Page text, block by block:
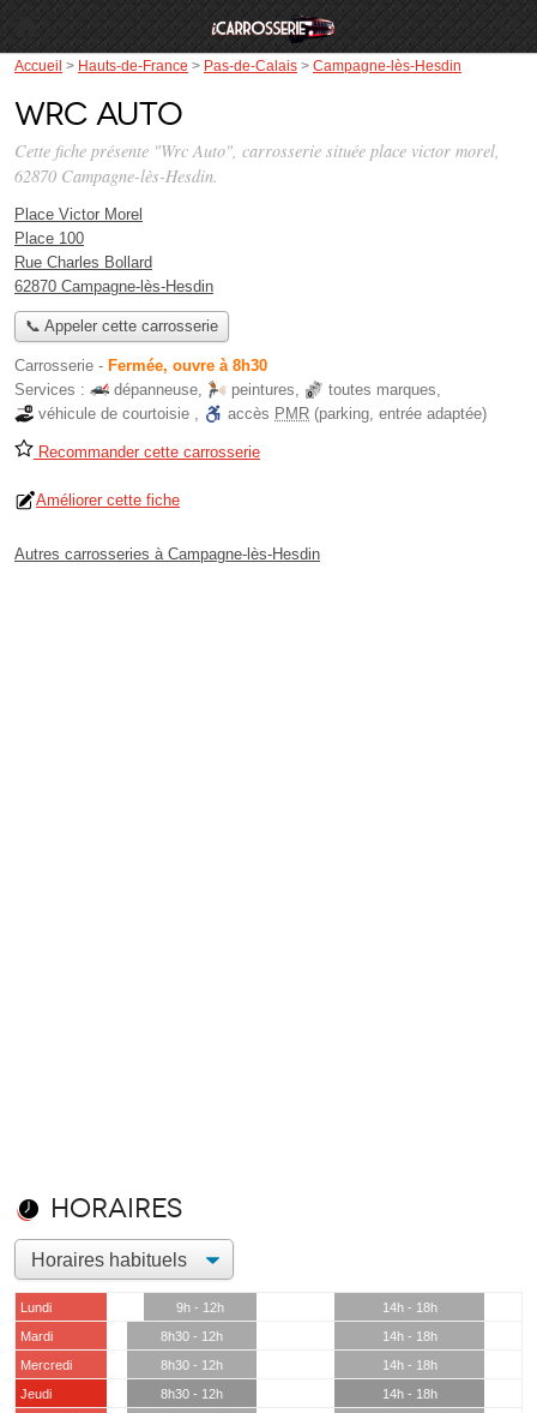
Accueil > Hauts-de-France > Pas-de-Calais > Campagne-lès-Hesdin
Wrc Auto
Cette fiche présente "Wrc Auto", carrosserie située place victor morel,
62870 Campagne-lès-Hesdin.
Place Victor Morel
Place 100
Rue Charles Bollard
62870 Campagne-lès-Hesdin
📞 Appeler cette carrosserie
Carrosserie - Fermée, ouvre à 8h30
Services :
dépanneuse, peintures, toutes marques,
véhicule de courtoisie , accès PMR (parking, entrée adaptée)
Recommander cette carrosserie
Améliorer cette fiche
Autres carrosseries à Campagne-lès-Hesdin
Horaires
Lundi 9h - 12h
14h - 18h
Mardi
8h30 - 12h
14h - 18h
Mercredi
8h30 - 12h
14h - 18h
Jeudi
8h30 - 12h
14h - 18h